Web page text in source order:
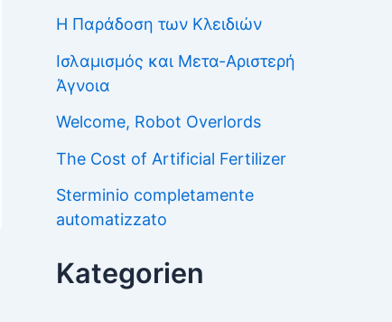
Η Παράδοση των Κλειδιών
Ισλαμισμός και Μετα-Αριστερή
Άγνοια
Welcome, Robot Overlords
The Cost of Artificial Fertilizer
Sterminio completamente
automatizzato
Kategorien